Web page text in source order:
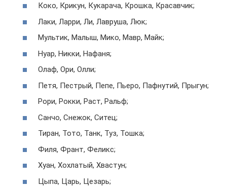
Коко, Крикун, Кукарача, Крошка, Красавчик;
Лаки, Ларри, Ли, Лавруша, Люк;
Мультик, Малыш, Мико, Мавр, Майк;
Нуар, Никки, Нафаня;
Олаф, Ори, Олли;
Петя, Пестрый, Пепе, Пьеро, Пафнутий, Прыгун;
Рори, Рокки, Раст, Ральф;
Санчо, Снежок, Ситец;
Тиран, Тото, Танк, Туз, Тошка;
Филя, Франт, Феликс;
Хуан, Хохлатый, Хвастун;
Цыпа, Царь, Цезарь;